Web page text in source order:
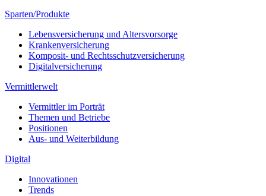
Sparten/Produkte
Lebensversicherung und Altersvorsorge
Krankenversicherung
Komposit- und Rechtsschutzversicherung
Digitalversicherung
Vermittlerwelt
Vermittler im Porträt
Themen und Betriebe
Positionen
Aus- und Weiterbildung
Digital
Innovationen
Trends